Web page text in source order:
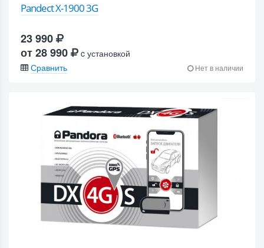
Pandect X-1900 3G
23 990
от 28 990
c установкой
Сравнить
Нет в наличии